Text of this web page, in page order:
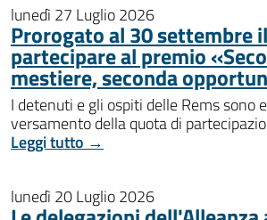
lunedì 27 Luglio 2026
Prorogato al 30 settembre
partecipare al premio
mestiere, seconda
I detenuti e gli ospiti delle Rems sono
versamento della quota di
Leggi tutto →
lunedì 20 Luglio 2026